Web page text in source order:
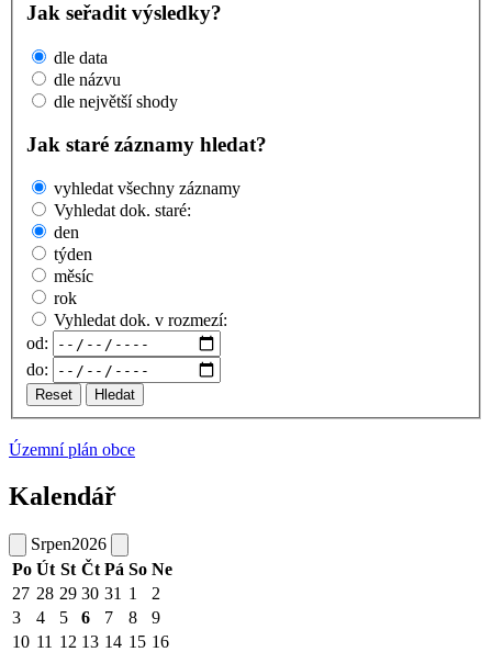
Jak seřadit výsledky?
dle data
dle názvu
dle největší shody
Jak staré záznamy hledat?
vyhledat všechny záznamy
Vyhledat dok. staré:
den
týden
měsíc
rok
Vyhledat dok. v rozmezí:
od:
do:
Reset Hledat
Územní plán obce
Kalendář
Srpen2026
Po Út St Čt Pá So Ne
27 28 29 30 31 1
2
3
4 5 6 7 8
9
10 11 12 13 14 15 16